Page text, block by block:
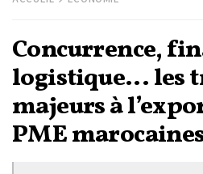
Concurrence,
logistique... les
majeurs à
PME